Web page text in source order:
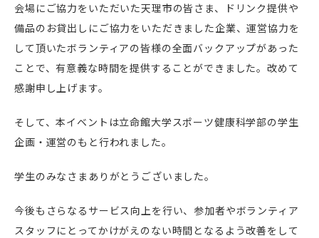
会場にご協力をいただいた天理市の皆さま、ドリンク提供や
備品のお貸出しにご協力をいただきました企業、運営協力を
して頂いたボランティアの皆様の全面バックアップがあった
ことで、有意義な時間を提供することができました。改めて
感謝申し上げます。
そして、本イベントは立命館大学スポーツ健康科学部の学生
企画・運営のもと行われました。
学生のみなさまありがとうございました。
今後もさらなるサービス向上を行い、参加者やボランティア
スタッフにとってかけがえのない時間となるよう改善をして